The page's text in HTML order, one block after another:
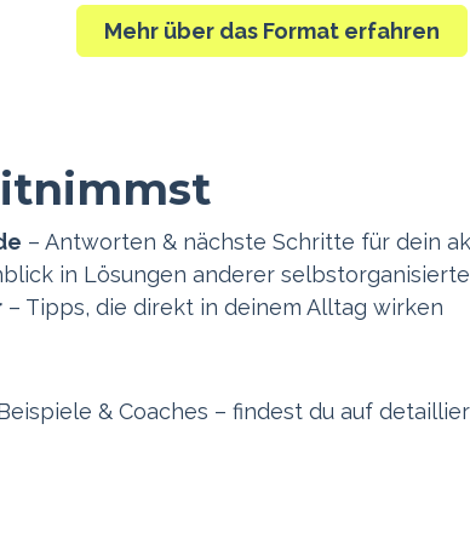
Mehr über das Format erfahren
– Antworten & nächste Schritte für dein
in Lösungen anderer
– Tipps, die direkt in deinem Alltag wirken
& Coaches – findest du auf